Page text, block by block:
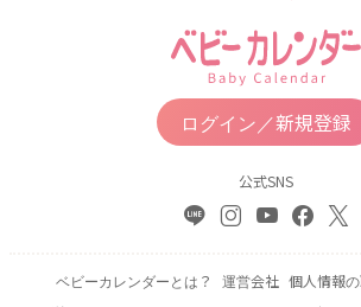
ログイン／新規登録
公式SNS
ベビーカレンダーとは？ 運営会社 個人情報